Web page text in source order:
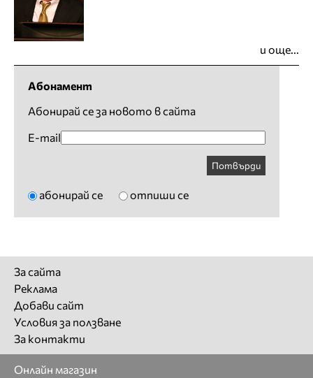
и още...
Абонамент
Абонирай се за новото в сайта
E-mail
Потвърди
абонирай се отпиши се
За сайта
Реклама
Добави сайт
Условия за ползване
За контакти
Онлайн магазин